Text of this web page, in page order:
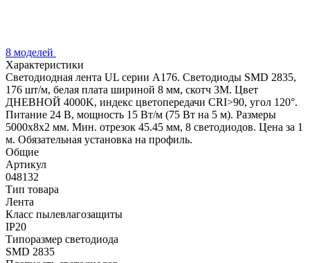
8 моделей
Характеристики
Светодиодная лента UL серии A176. Светодиоды SMD 2835,
176 шт/м, белая плата шириной 8 мм, скотч 3M. Цвет
ДНЕВНОЙ 4000K, индекс цветопередачи CRI>90, угол 120°.
Питание 24 В, мощность 15 Вт/м (75 Вт на 5 м). Размеры
5000x8x2 мм. Мин. отрезок 45.45 мм, 8 светодиодов. Цена за 1
м. Обязательная установка на профиль.
Общие
Артикул
048132
Тип товара
Лента
Класс пылевлагозащиты
IP20
Типоразмер светодиода
SMD 2835